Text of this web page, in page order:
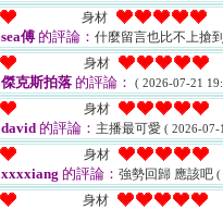
身材
sea傅的評論： 什麼留言也比不上搶
身材
傑克斯拍落 的評論： ( 2026-07-21
身材
david 的評論： 主播最可愛 ( 2026-07-
身材
xxxxiang 的評論： 強勢回歸 應該吧 (
身材